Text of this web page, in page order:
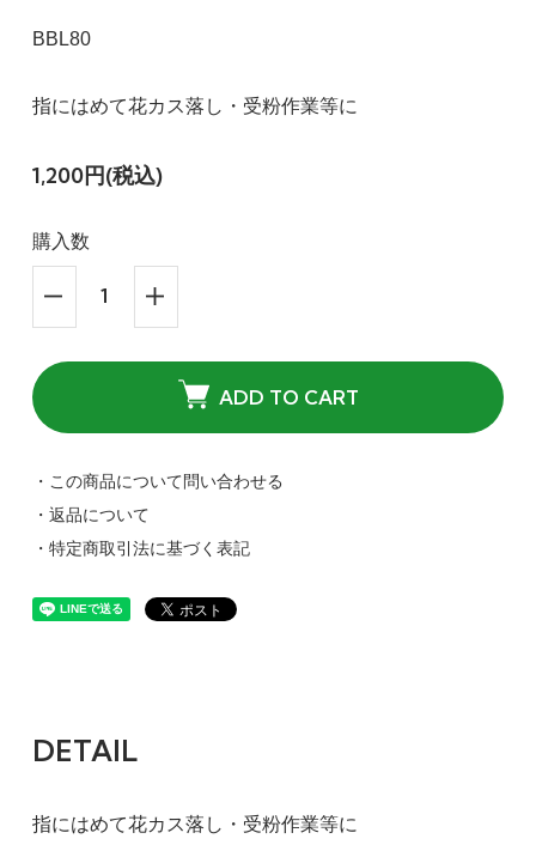
BBL80
指にはめて花カス落し・受粉作業等に
1,200円(税込)
購入数
ADD TO CART
・この商品について問い合わせる
・返品について
・特定商取引法に基づく表記
DETAIL
指にはめて花カス落し・受粉作業等に